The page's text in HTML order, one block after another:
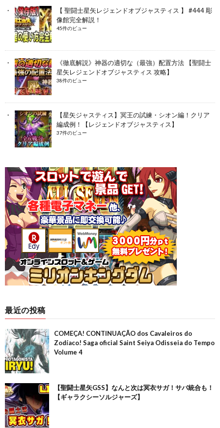
【 聖闘士星矢レジェンドオブジャスティス 】 #444 彫
像館完全解説！
45件のビュー
《徹底解説》神器の適切な（最強）配置方法 【聖闘士
星矢レジェンドオブジャスティス 攻略】
38件のビュー
【星矢ジャスティス】冥王の試練・シオン編！クリア
編成例！【レジェンドオブジャスティス】
37件のビュー
最近の投稿
COMEÇA! CONTINUAÇÃO dos Cavaleiros do
Zodíaco! Saga oficial Saint Seiya Odisseia do Tempo
Volume 4
【聖闘士星矢GSS】なんと次は冥衣サガ！サバ統合も！
【ギャラクシーソルジャーズ】